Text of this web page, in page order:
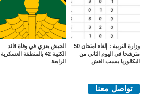
وزارة التربية : إلغاء امتحان 50
مترشحا في اليوم الثاني من
البكالوريا بسبب الغش
الجيش يعزي في وفاة قائد
الكتيبة 42 بالمنطقة العسكرية
الرابعة
تواصل معنا